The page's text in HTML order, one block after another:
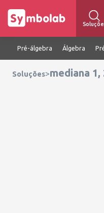
Pré-álgebra Álgebra
Soluções>mediana 1,